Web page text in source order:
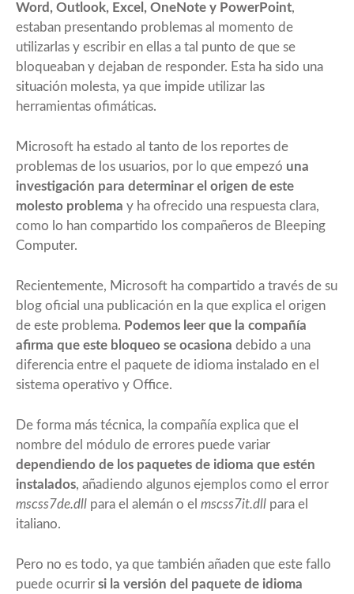
Word, Outlook, Excel, OneNote y PowerPoint,
estaban presentando problemas al momento de
utilizarlas y escribir en ellas a tal punto de que se
bloqueaban y dejaban de responder. Esta ha sido una
situación molesta, ya que impide utilizar las
herramientas ofimáticas.
Microsoft ha estado al tanto de los reportes de
problemas de los usuarios, por lo que empezó una
investigación para determinar el origen de este
molesto problema y ha ofrecido una respuesta clara,
como lo han compartido los compañeros de Bleeping
Computer.
Recientemente, Microsoft ha compartido a través de su
blog oficial una publicación en la que explica el origen
de este problema. Podemos leer que la compañía
afirma que este bloqueo se ocasiona debido a una
diferencia entre el paquete de idioma instalado en el
sistema operativo y Office.
De forma más técnica, la compañía explica que el
nombre del módulo de errores puede variar
dependiendo de los paquetes de idioma que estén
instalados, añadiendo algunos ejemplos como el error
mscss7de.dll para el alemán o el mscss7it.dll para el
italiano.
Pero no es todo, ya que también añaden que este fallo
puede ocurrir si la versión del paquete de idioma